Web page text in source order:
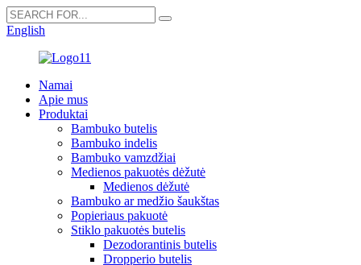
English
Namai
Apie mus
Produktai
Bambuko butelis
Bambuko indelis
Bambuko vamzdžiai
Medienos pakuotės dėžutė
Medienos dėžutė
Bambuko ar medžio šaukštas
Popieriaus pakuotė
Stiklo pakuotės butelis
Dezodorantinis butelis
Dropperio butelis